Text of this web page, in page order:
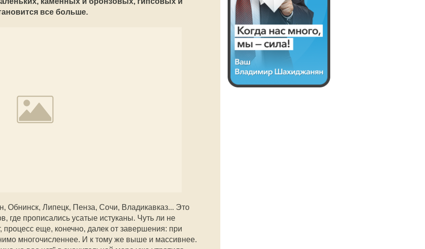
все больше.
Обнинск, Липецк, Пенза, Сочи, Владикавказ... Это
где прописались усатые истуканы. Чуть ли не
процесс еще, конечно, далек от завершения: при
многочисленнее. И к тому же выше и массивнее.